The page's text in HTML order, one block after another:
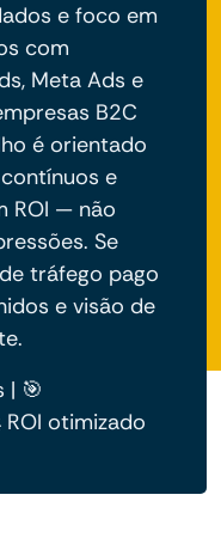
e foco em
com
Meta Ads e
B2C
é orientado
e
ROI — não
Se
tráfego pago
e visão de
| 🎯
otimizado